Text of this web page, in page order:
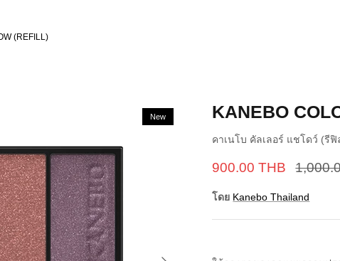
(REFILL)
New KANEBO
คาเนโบ คัลเลอร์ แชโดว์ (รีฟิ
900.00 THB
โดย Kanebo Thailand